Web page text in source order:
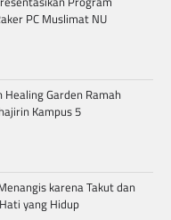
PC Muslimat NU
Healing Garden Ramah
Kampus 5
karena Takut dan
yang Hidup